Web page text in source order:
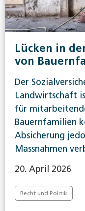
Lücken in
von
Der
Landwirtschaft
für
Bauernfamilien
Absicherung
Massnahmen
20. April 2026
Recht und Politik